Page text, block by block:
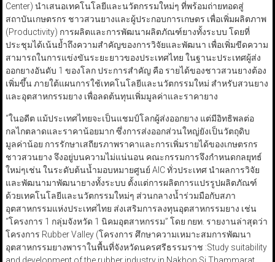
Center) นำเสนอเทคโนโลยีและนวัตกรรมใหม่ๆ ที่พร้อมถ่ายทอดสู่
สถาบันเกษตรกร ชาวสวนยางและผู้ประกอบการเกษตร เพื่อเพิ่มผลิตภาพ
(Productivity) การผลิตและการพัฒนาผลิตภัณฑ์ยางทั้งระบบ โดยที่
ประชุมได้เน้นย้ำถึงความสำคัญของการวิจัยและพัฒนา เพื่อเพิ่มขีดความ
สามารถในการแข่งขันระยะยาวของประเทศไทย ในฐานะประเทศผู้ส่ง
ออกยางอันดับ 1 ของโลก ประการสำคัญ คือ รายได้ของชาวสวนยางต้อง
เพิ่มขึ้น ภายใต้แผนการใช้เทคโนโลยีและนวัตกรรมใหม่ สำหรับสวนยาง
และอุตสาหกรรมยาง เพื่อลดต้นทุนเพิ่มมูลค่าและราคายาง
“ในอดีต แม้ประเทศไทยจะเป็นแชมป์โลกผู้ส่งออกยาง แต่มีอิทธิพลต่อ
กลไกตลาดและราคาน้อยมาก ซึ่งการส่งออกส่วนใหญ่ยังเป็นวัตถุดิบ
มูลค่าน้อย การรักษาเสถียรภาพราคาและการเพิ่มรายได้ของเกษตรกร
ชาวสวนยาง จึงอยู่บนความไม่แน่นอน คณะกรรมการจึงกำหนดกลยุทธ์
ใหม่ๆเช่น ในระดับต้นน้ำมอบหมายศูนย์ AIC ทั่วประเทศ นำผลการวิจัย
และพัฒนามาพัฒนายางทั้งระบบ ตั้งแต่การผลิตการแปรรูปผลิตภัณฑ์
ด้วยเทคโนโลยีและนวัตกรรมใหม่ๆ ส่วนกลางน้ำร่วมมือกับสภา
อุตสาหกรรมแห่งประเทศไทย ส่งเสริมการลงทุนอุตสาหกรรมยาง เช่น
“โครงการ 1 กลุ่มจังหวัด 1 นิคมอุตสาหกรรม” โดย กยท. รายงานล่าสุดว่า
โครงการ Rubber Valley (โครงการ ศึกษาความเหมาะสมการพัฒนา
อุตสาหกรรมยางพาราในพื้นที่จังหวัดนครศรีธรรมราช :Study suitability